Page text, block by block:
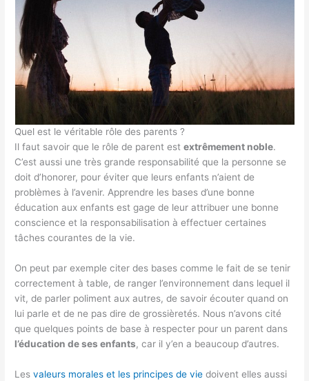
Quel est le véritable rôle des parents ?
Il faut savoir que le rôle de parent estextrêmement noble.
C’est aussi une très grande responsabilité que la personne se
doit d’honorer, pour éviter que leurs enfants n’aient de
problèmes à l’avenir. Apprendre les bases d’une bonne
éducation aux enfants est gage de leur attribuer une bonne
conscience et la responsabilisation à effectuer certaines
tâches courantes de la vie.
On peut par exemple citer des bases comme le fait de se tenir
correctement à table, de ranger l’environnement dans lequel il
vit, de parler poliment aux autres, de savoir écouter quand on
lui parle et de ne pas dire de grossièretés. Nous n’avons cité
que quelques points de base à respecter pour un parent dans
l’éducation de ses enfants, car il y’en a beaucoup d’autres.
Lesvaleurs morales et les principes de vie doivent elles aussi